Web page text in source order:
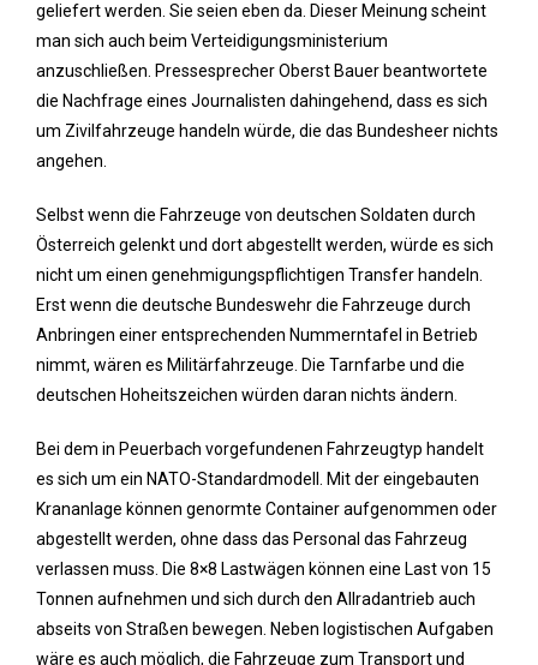
geliefert werden. Sie seien eben da. Dieser Meinung scheint
man sich auch beim Verteidigungsministerium
anzuschließen. Pressesprecher Oberst Bauer beantwortete
die Nachfrage eines Journalisten dahingehend, dass es sich
um Zivilfahrzeuge handeln würde, die das Bundesheer nichts
angehen.
Selbst wenn die Fahrzeuge von deutschen Soldaten durch
Österreich gelenkt und dort abgestellt werden, würde es sich
nicht um einen genehmigungspflichtigen Transfer handeln.
Erst wenn die deutsche Bundeswehr die Fahrzeuge durch
Anbringen einer entsprechenden Nummerntafel in Betrieb
nimmt, wären es Militärfahrzeuge. Die Tarnfarbe und die
deutschen Hoheitszeichen würden daran nichts ändern.
Bei dem in Peuerbach vorgefundenen Fahrzeugtyp handelt
es sich um ein NATO-Standardmodell. Mit der eingebauten
Krananlage können genormte Container aufgenommen oder
abgestellt werden, ohne dass das Personal das Fahrzeug
verlassen muss. Die 8×8 Lastwägen können eine Last von 15
Tonnen aufnehmen und sich durch den Allradantrieb auch
abseits von Straßen bewegen. Neben logistischen Aufgaben
wäre es auch möglich, die Fahrzeuge zum Transport und